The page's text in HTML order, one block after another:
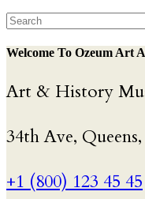
Welcome To Ozeum Art
Art & History
34th Ave,
+1 (800) 123 45 45